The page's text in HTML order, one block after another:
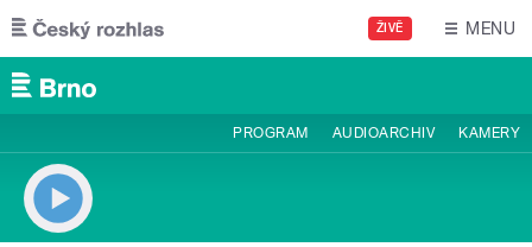
Přejít k hlavnímu obsahu
ŽIVĚ MENU
PROGRAM AUDIOARCHIV KAMERY